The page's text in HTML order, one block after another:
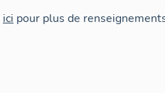
ici pour plus de